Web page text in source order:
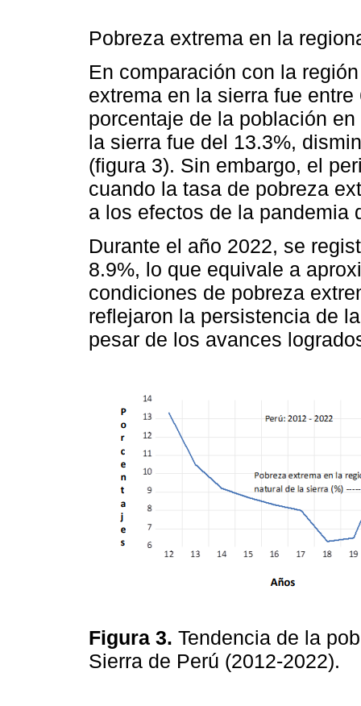
Pobreza extrema en la
En comparación con la
extrema en la sierra fue
porcentaje de la población
la sierra fue del 13.3%,
(figura 3). Sin embargo, el
cuando la tasa de pobreza
a los efectos de la pandemia
Durante el año 2022, se
8.9%, lo que equivale a
condiciones de pobreza
reflejaron la persistencia de
pesar de los avances
Figura 3. Tendencia de la
Sierra de Perú (2012-2022).